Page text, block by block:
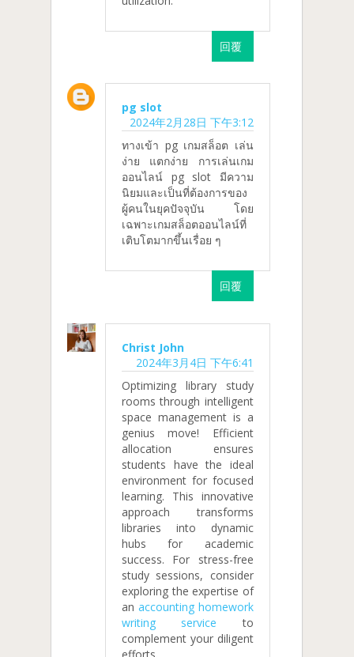
回覆
pg slot
2024年2月28日 下午3:12
ทางเข้า pg เกมสล็อต เล่น
ง่าย แตกง่าย การเล่นเกม
ออนไลน์ pg slot มีความ
นิยมและเป็นที่ต้องการของ
ผู้คนในยุคปัจจุบัน โดย
เฉพาะเกมสล็อตออนไลน์ที่
เติบโตมากขึ้นเรื่อย ๆ
回覆
Christ John
2024年3月4日 下午6:41
Optimizing library study
rooms through intelligent
space management is a
genius move! Efficient
allocation ensures
students have the ideal
environment for focused
learning. This innovative
approach transforms
libraries into dynamic
hubs for academic
success. For stress-free
study sessions, consider
exploring the expertise of
an accounting homework
writing service to
complement your diligent
efforts.